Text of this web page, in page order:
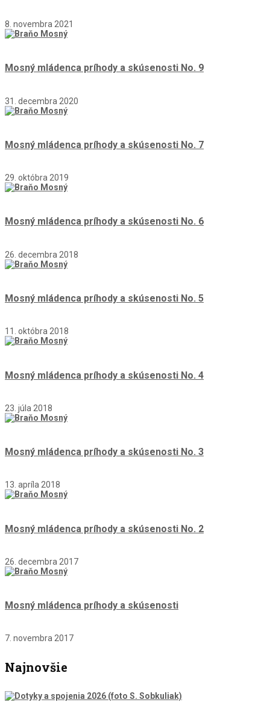
8. novembra 2021
Mosný mládenca príhody a skúsenosti No. 9
31. decembra 2020
Mosný mládenca príhody a skúsenosti No. 7
29. októbra 2019
Mosný mládenca príhody a skúsenosti No. 6
26. decembra 2018
Mosný mládenca príhody a skúsenosti No. 5
11. októbra 2018
Mosný mládenca príhody a skúsenosti No. 4
23. júla 2018
Mosný mládenca príhody a skúsenosti No. 3
13. apríla 2018
Mosný mládenca príhody a skúsenosti No. 2
26. decembra 2017
Mosný mládenca príhody a skúsenosti
7. novembra 2017
Najnovšie